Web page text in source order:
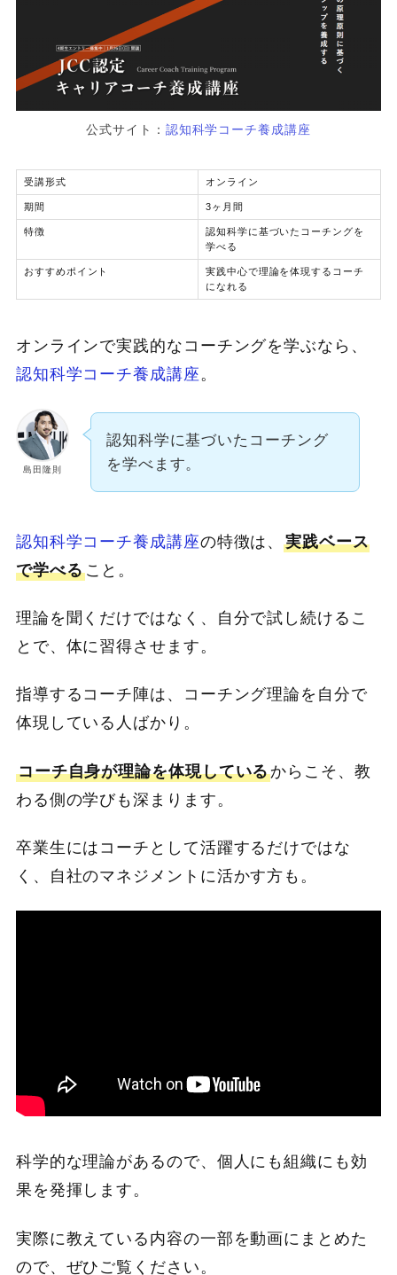
公式サイト： 認知科学コーチ養成講座
受講形式 オンライン
期間 3ヶ月間
特徴
認知科学に基づいたコーチングを
学べる
おすすめポイント
実践中心で理論を体現するコーチ
になれる
オンラインで実践的なコーチングを学ぶなら、
認知科学コーチ養成講座。
島田隆則
認知科学に基づいたコーチング
を学べます。
認知科学コーチ養成講座の特徴は、実践ベース
で学べること。
理論を聞くだけではなく、自分で試し続けるこ
とで、体に習得させます。
指導するコーチ陣は、コーチング理論を自分で
体現している人ばかり。
コーチ自身が理論を体現しているからこそ、教
わる側の学びも深まります。
卒業生にはコーチとして活躍するだけではな
く、自社のマネジメントに活かす方も。
科学的な理論があるので、個人にも組織にも効
果を発揮します。
実際に教えている内容の一部を動画にまとめた
ので、ぜひご覧ください。